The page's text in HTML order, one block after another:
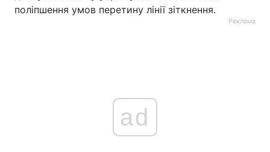
поліпшення умов перетину лінії зіткнення.
Реклама
ad